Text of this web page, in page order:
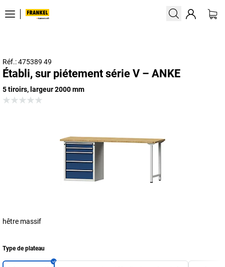
Réf.: 475389 49
Établi, sur piétement série V – ANKE
5 tiroirs, largeur 2000 mm
hêtre massif
Type de plateau